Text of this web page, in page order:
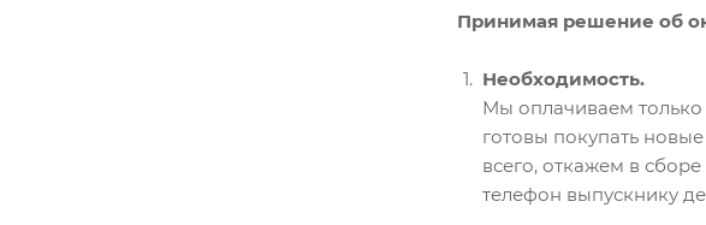
Принимая решение об
Необходимость.
Мы оплачиваем
готовы покупать
всего, откажем в
телефон выпускнику